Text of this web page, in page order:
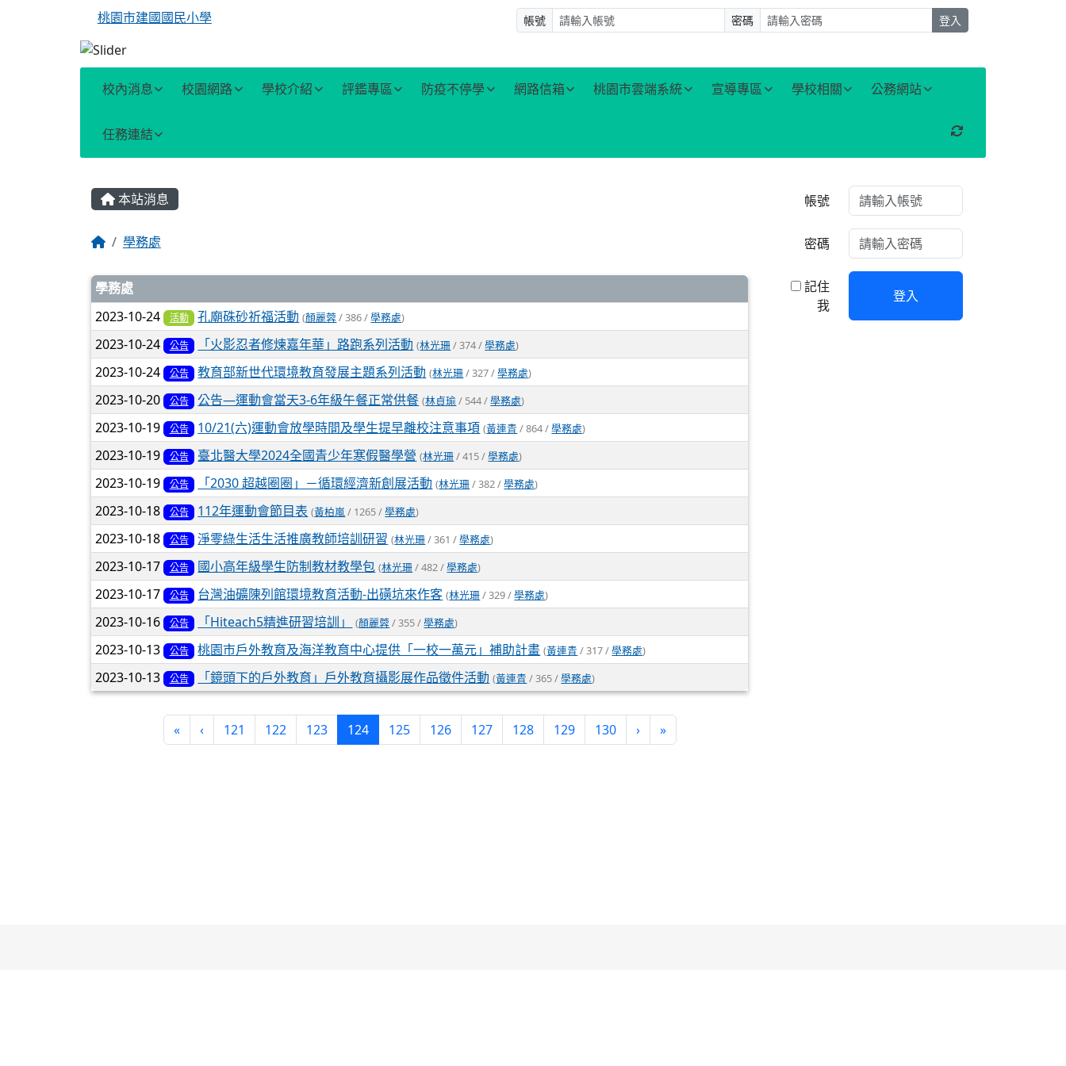
桃園市建國國民小學 帳號 密碼 登入
校內消息 校園網路 學校介紹 評鑑專區 防疫不停學 網路信箱 桃園市雲端系統 宣導專區 學校相關 公務網站
任務連結 重新取得佈景設定
主內容區域
本站消息
回首頁學務處
文章列表
學務處
2023-10-24 活動 孔廟硃砂祈福活動 (顏麗蓉/ 386 /學務處)
2023-10-24 公告 「火影忍者修煉嘉年華」路跑系列活動 (林光珊/ 374 /學務處)
2023-10-24 公告 教育部新世代環境教育發展主題系列活動 (林光珊/ 327 /學務處)
2023-10-20 公告 公告—運動會當天3-6年級午餐正常供餐 (林貞瑜/ 544 /學務處)
2023-10-19 公告 10/21(六)運動會放學時間及學生提早離校注意事項 (黃連青 / 864 /學務處)
2023-10-19 公告 臺北醫大學2024全國青少年寒假醫學營 (林光珊/ 415 /學務處)
2023-10-19 公告 「2030 超越圈圈」－循環經濟新創展活動 (林光珊/ 382 /學務處)
2023-10-18 公告 112年運動會節目表 (黃柏嵐/ 1265 /學務處)
2023-10-18 公告 淨零綠生活生活推廣教師培訓研習 (林光珊/ 361 /學務處)
2023-10-17 公告 國小高年級學生防制教材教學包 (林光珊/ 482 /學務處)
2023-10-17 公告 台灣油礦陳列館環境教育活動-出磺坑來作客 (林光珊/ 329 /學務處)
2023-10-16 公告 「Hiteach5精進研習培訓」 (顏麗蓉/ 355 /學務處)
2023-10-13 公告 桃園市戶外教育及海洋教育中心提供「一校一萬元」補助計畫 (黃連青 / 317 /學務處)
2023-10-13 公告 「鏡頭下的戶外教育」戶外教育攝影展作品徵件活動 (黃連青 / 365 /學務處)
«第一頁
‹上一頁
121 122 123 124(目前頁次)
125 126 127 128 129 130 ›下一頁
»最後頁
右邊區域內容
帳號
密碼
記住
我
登入